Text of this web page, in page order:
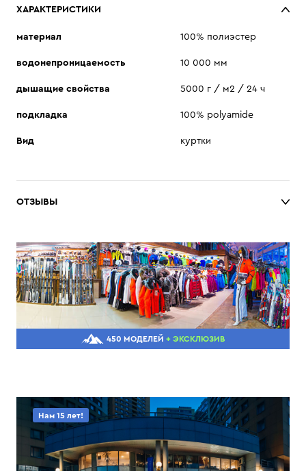
ХАРАКТЕРИСТИКИ
материал 100% полиэстер
водонепроницаемость 10 000 мм
дышащие свойства 5000 г / м2 / 24 ч
подкладка 100% polyamide
Вид куртки
ОТЗЫВЫ
450 МОДЕЛЕЙ + ЭКСКЛЮЗИВ
Нам 15 лет!